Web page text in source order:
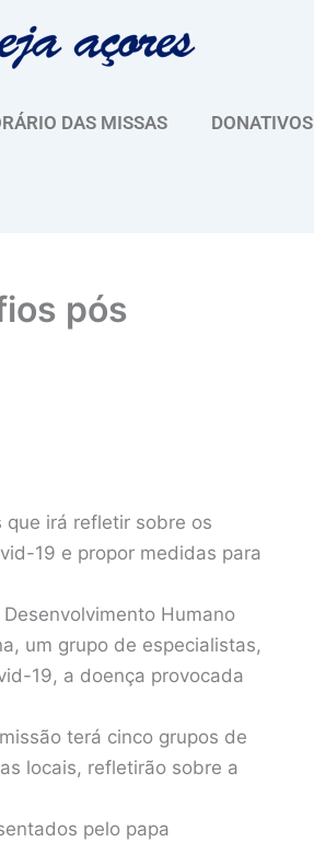
DAS MISSAS DONATIVOS
pós
que irá refletir sobre os
19 e propor medidas para
Humano
um grupo de especialistas,
19, a doença provocada
terá cinco grupos de
locais, refletirão sobre a
pelo papa